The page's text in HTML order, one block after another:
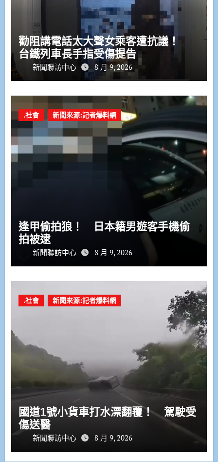
勸阻講電話太大聲女乘客遭抗議！
台鐵列車長手指受傷提告
新聞聯訪中心 8 月 9, 2026
.社會 新聞來源:記者爆料網
逢甲偷拍狼！ 日本籍男遊客手機偷
拍被逮
新聞聯訪中心 8 月 9, 2026
.社會 新聞來源:記者爆料網
國道1號小貨車打水漂翻覆！ 駕駛受
傷送醫
新聞聯訪中心 8 月 9, 2026